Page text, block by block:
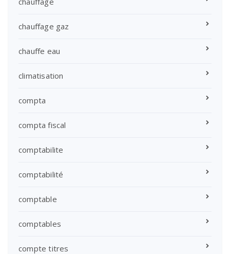
chauffage gaz
chauffe eau
climatisation
compta
compta fiscal
comptabilite
comptabilité
comptable
comptables
compte titres